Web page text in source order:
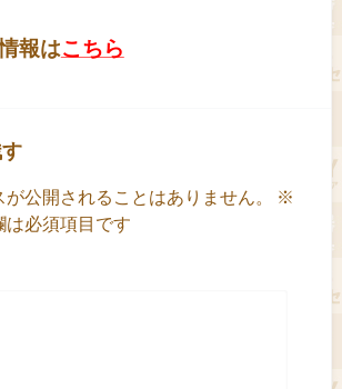
報はこちら
が公開されることはありません。
※
は必須項目です